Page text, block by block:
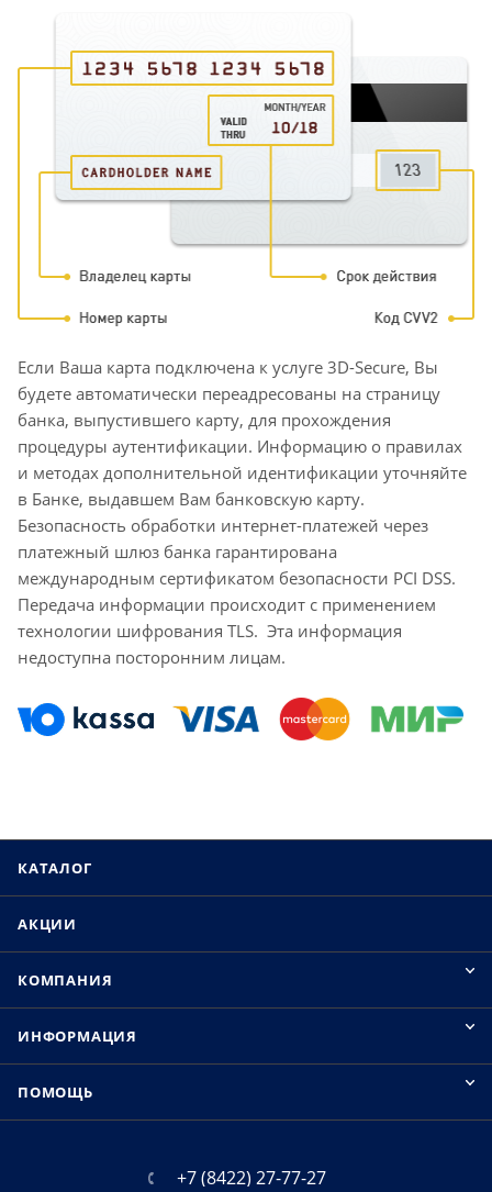
Если Ваша карта подключена к услуге 3D-Secure, Вы
будете автоматически переадресованы на страницу
банка, выпустившего карту, для прохождения
процедуры аутентификации. Информацию о правилах
и методах дополнительной идентификации уточняйте
в Банке, выдавшем Вам банковскую карту.
Безопасность обработки интернет-платежей через
платежный шлюз банка гарантирована
международным сертификатом безопасности PCI DSS.
Передача информации происходит с применением
технологии шифрования TLS. Эта информация
недоступна посторонним лицам.
КАТАЛОГ
АКЦИИ
КОМПАНИЯ
ИНФОРМАЦИЯ
ПОМОЩЬ
+7 (8422) 27-77-27